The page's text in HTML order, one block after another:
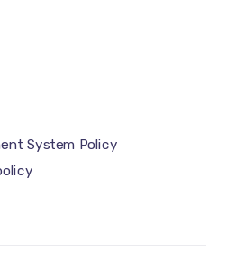
System Policy